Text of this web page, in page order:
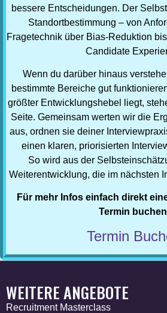
bessere Entscheidungen. Der
Standortbestimmung – von
Fragetechnik über Bias-Reduktion
Candidate
Wenn du darüber hinaus
bestimmte Bereiche gut
größter Entwicklungshebel liegt,
Seite. Gemeinsam werten wir die
aus, ordnen sie deiner
einen klaren, priorisierten
So wird aus der
Weiterentwicklung, die im nächsten
Für mehr Infos einfach direkt
Termin
Termin
WEITERE ANGEBOTE
Recruitment Masterclass